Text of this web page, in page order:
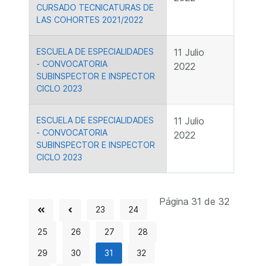
CURSADO TECNICATURAS DE
LAS COHORTES 2021/2022
ESCUELA DE ESPECIALIDADES
- CONVOCATORIA
SUBINSPECTOR E INSPECTOR
CICLO 2023
11 Julio
2022
ESCUELA DE ESPECIALIDADES
- CONVOCATORIA
SUBINSPECTOR E INSPECTOR
CICLO 2023
11 Julio
2022
Página 31 de 32
23 24
25 26 27 28
29 30 31 32